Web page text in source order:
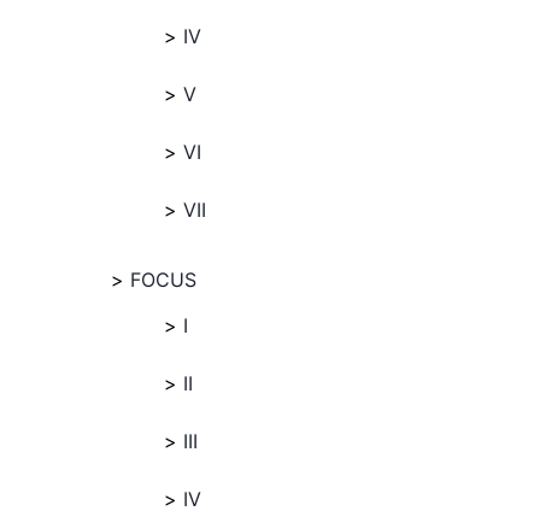
IV
V
VI
VII
FOCUS
I
II
III
IV